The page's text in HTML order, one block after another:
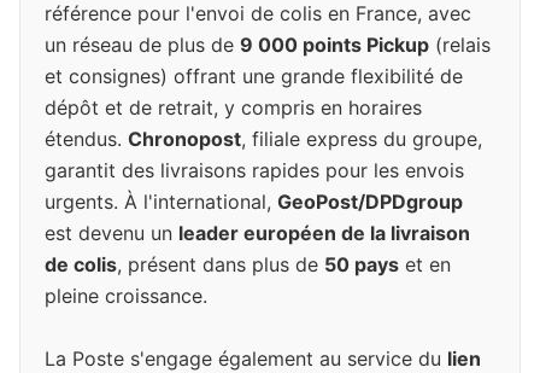
référence pour l'envoi de colis en France, avec
un réseau de plus de 9 000 points Pickup (relais
et consignes) offrant une grande flexibilité de
dépôt et de retrait, y compris en horaires
étendus. Chronopost, filiale express du groupe,
garantit des livraisons rapides pour les envois
urgents. À l'international, GeoPost/DPDgroup
est devenu un leader européen de la livraison
de colis, présent dans plus de 50 pays et en
pleine croissance.
La Poste s'engage également au service du lien